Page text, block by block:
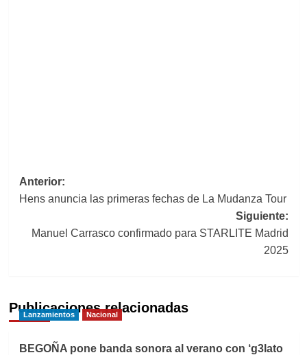
Navegación
de
entradas
Anterior:
Hens anuncia las primeras fechas de La Mudanza Tour
Siguiente:
Manuel Carrasco confirmado para STARLITE Madrid
2025
Publicaciones relacionadas
Lanzamientos Nacional
BEGOÑA pone banda sonora al verano con ‘g3lato